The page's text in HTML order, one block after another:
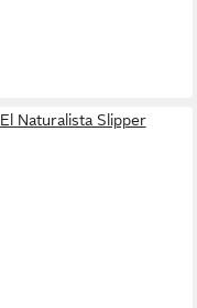
El Naturalista Slipper